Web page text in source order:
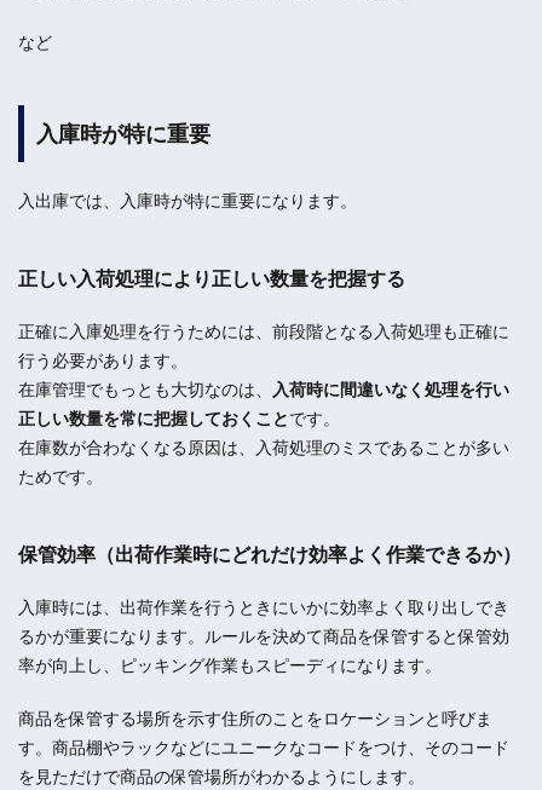
など
入庫時が特に重要
入出庫では、入庫時が特に重要になります。
正しい入荷処理により正しい数量を把握する
正確に入庫処理を行うためには、前段階となる入荷処理も正確に
行う必要があります。
在庫管理でもっとも大切なのは、
入荷時に間違いなく処理を行い
正しい数量を常に把握しておくことです。
在庫数が合わなくなる原因は、入荷処理のミスであることが多い
ためです。
保管効率（出荷作業時にどれだけ効率よく作業できるか）
入庫時には、出荷作業を行うときにいかに効率よく取り出しでき
るかが重要になります。ルールを決めて商品を保管すると保管効
率が向上し、ピッキング作業もスピーディになります。
商品を保管する場所を示す住所のことをロケーションと呼びま
す。商品棚やラックなどにユニークなコードをつけ、そのコード
を見ただけで商品の保管場所がわかるようにします。